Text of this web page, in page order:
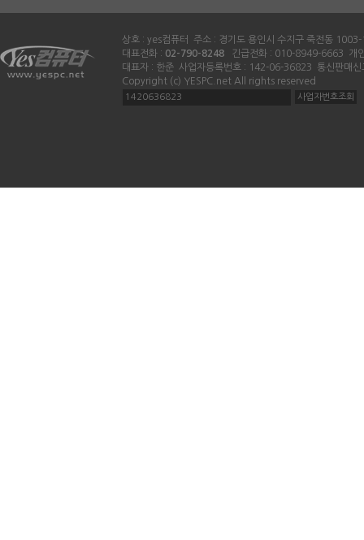
상호 : yes컴퓨터 주소 : 경기도 용인시 수지구 죽전동
대표전화 : 02-790-8248
긴급전화 : 010-8949-6663 개
대표자 : 한준 사업자등록번호 : 142-06-36823 통신판매
Copyright (c) YESPC.net All rights reserved